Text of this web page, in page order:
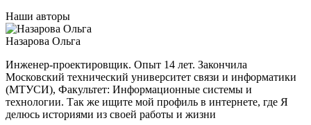
Наши авторы
Назарова Ольга
Инженер-проектировщик. Опыт 14 лет. Закончила
Московский технический университет связи и информатики
(МТУСИ), Факультет: Информационные системы и
технологии. Так же ищите мой профиль в интернете, где Я
делюсь историями из своей работы и жизни